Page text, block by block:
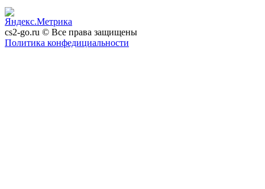
cs2-go.ru © Все права защищены
Политика конфедициальности